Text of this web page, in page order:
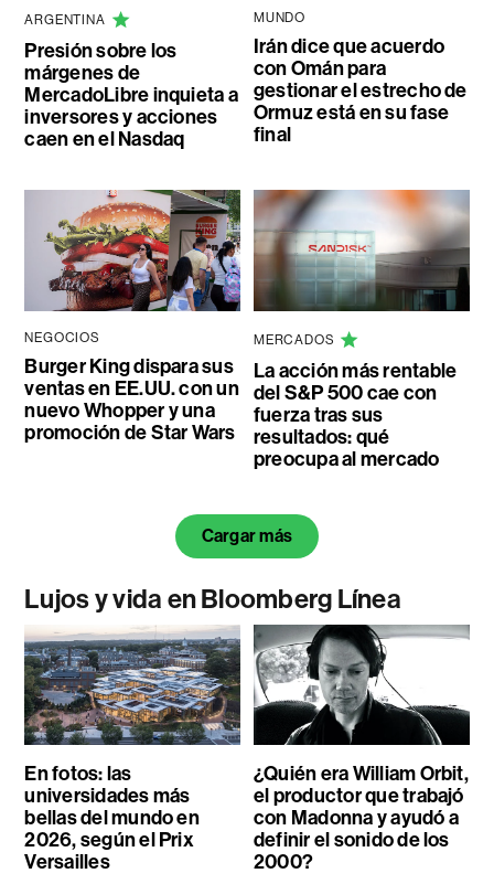
ARGENTINA
Presión sobre los
márgenes de
MercadoLibre inquieta a
inversores y acciones
caen en el Nasdaq
MUNDO
Irán dice que acuerdo
con Omán para
gestionar el estrecho de
Ormuz está en su fase
final
NEGOCIOS
Burger King dispara sus
ventas en EE.UU. con un
nuevo Whopper y una
promoción de Star Wars
MERCADOS
La acción más rentable
del S&P 500 cae con
fuerza tras sus
resultados: qué
preocupa al mercado
Cargar más
Lujos y vida en Bloomberg Línea
En fotos: las
universidades más
bellas del mundo en
2026, según el Prix
Versailles
¿Quién era William Orbit,
el productor que trabajó
con Madonna y ayudó a
definir el sonido de los
2000?